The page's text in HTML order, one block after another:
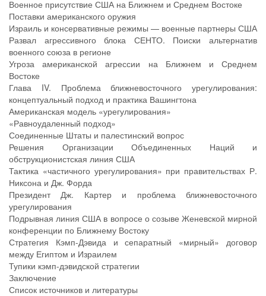
Военное присутствие США на Ближнем и Среднем Востоке
Поставки американского оружия
Израиль и консервативные режимы — военные партнеры США
Развал агрессивного блока СЕНТО. Поиски альтернатив
военного союза в регионе
Угроза американской агрессии на Ближнем и Среднем
Востоке
Глава IV. Проблема ближневосточного урегулирования:
концептуальный подход и практика Вашингтона
Американская модель «урегулирования»
«Равноудаленный подход»
Соединенные Штаты и палестинский вопрос
Решения Организации Объединенных Наций и
обструкционистская линия США
Тактика «частичного урегулирования» при правительствах Р.
Никсона и Дж. Форда
Президент Дж. Картер и проблема ближневосточного
урегулирования
Подрывная линия США в вопросе о созыве Женевской мирной
конференции по Ближнему Востоку
Стратегия Кэмп-Дэвида и сепаратный «мирный» договор
между Египтом и Израилем
Тупики кэмп-дэвидской стратегии
Заключение
Список источников и литературы